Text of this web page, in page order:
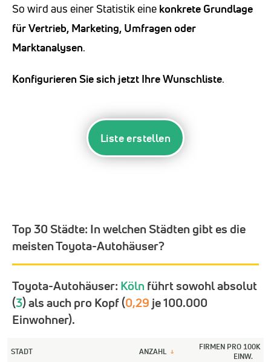
So wird aus einer Statistik eine konkrete Grundlage
für Vertrieb, Marketing, Umfragen oder
Marktanalysen.
Konfigurieren Sie sich jetzt Ihre Wunschliste.
Liste erstellen
Top 30 Städte: In welchen Städten gibt es die
meisten Toyota-Autohäuser?
Toyota-Autohäuser: Köln führt sowohl absolut
(3) als auch pro Kopf (0,29 je 100.000
Einwohner).
STADT ANZAHL ↓
FIRMEN PRO 100K
EINW.